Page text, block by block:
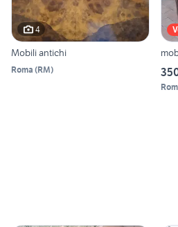
4
Mobili antichi
Roma (RM)